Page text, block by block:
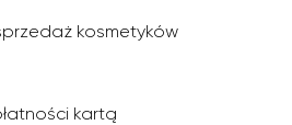
kosmetyków
kartą